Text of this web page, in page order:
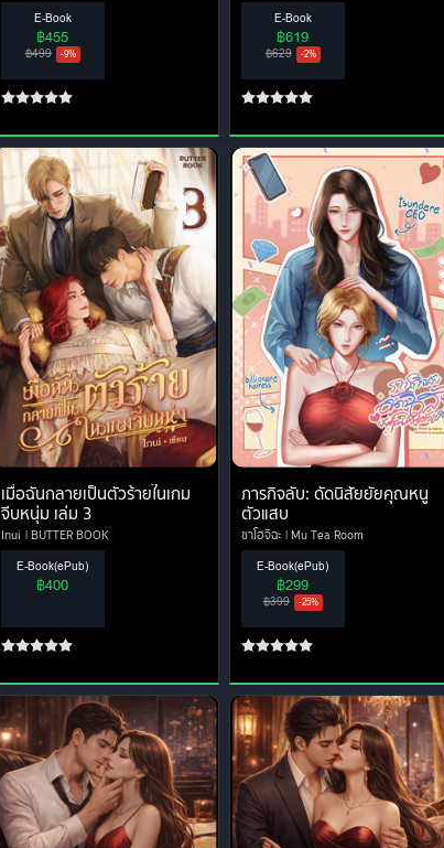
JamsaiE-Book
฿455
฿499 -9%
E-Book
฿619
฿629 -2%
เมื่อฉันกลายเป็นตัวร้ายในเกม
จีบหนุ่ม เล่ม 3
Inui BUTTER BOOK
E-Book(ePub)
฿400
ภารกิจลับ: ดัดนิสัยยัยคุณหนู
ตัวแสบ
ชาโฮจิฉะ My Tea Room
E-Book(ePub)
฿299
฿399 -25%